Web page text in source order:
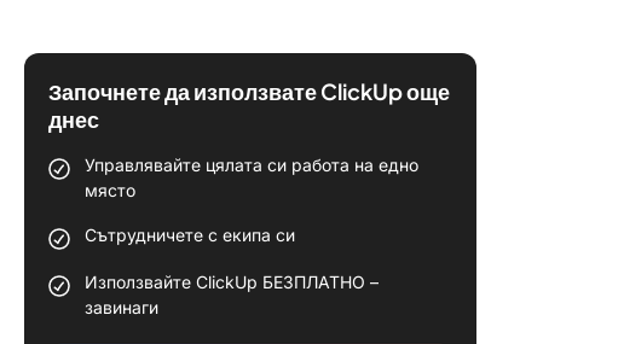
Започнете да използвате ClickUp още
днес
Управлявайте цялата си работа на едно
място
Сътрудничете с екипа си
Използвайте ClickUp БЕЗПЛАТНО –
завинаги